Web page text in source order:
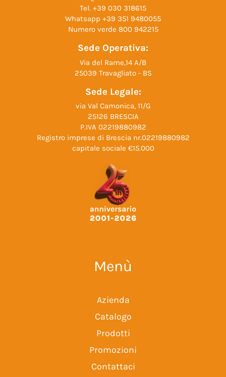
Tel. +39 030 318615
Whatsapp +39 351 9480055
Numero verde 800 942215
Sede Operativa:
Via del Rame,14 A/B
25039 Travagliato - BS
Sede Legale:
via Val Camonica, 11/G
25126 BRESCIA
P.IVA 02219880982
Registro imprese di Brescia nr.02219880982
capitale sociale €15.000
Menù
Azienda
Catalogo
Prodotti
Promozioni
Contattaci